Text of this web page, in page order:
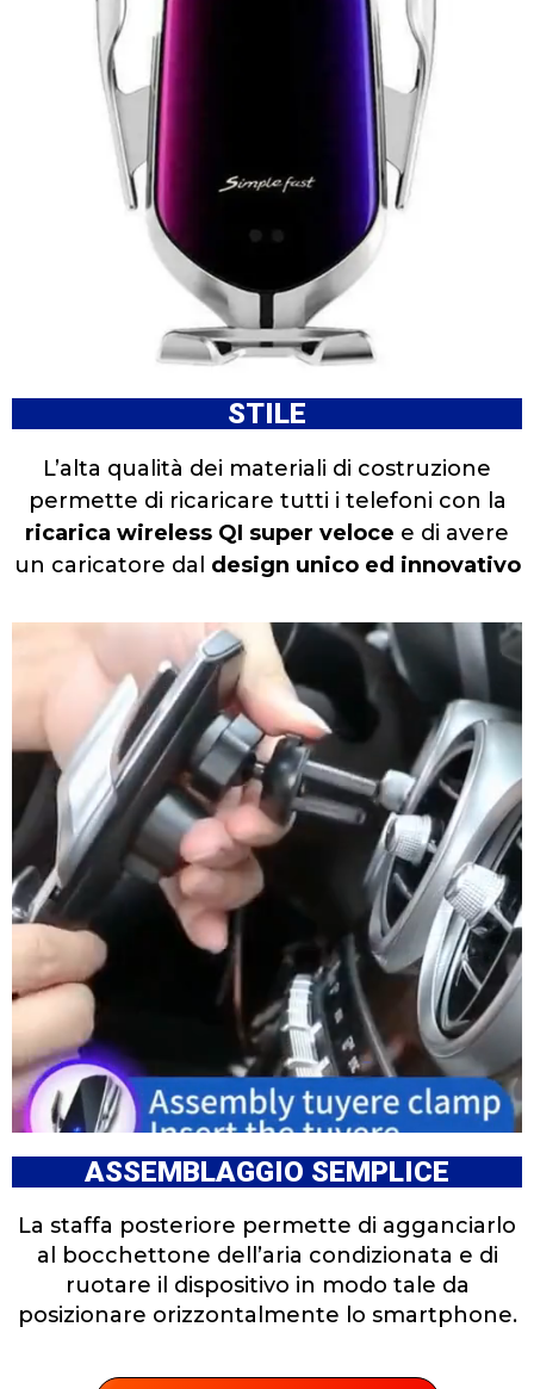
STILE
L’alta qualità dei materiali di costruzione
permette di ricaricare tutti i telefoni con la
ricarica wireless QI super veloce e di avere
un caricatore dal design unico ed innovativo
ASSEMBLAGGIO SEMPLICE
La staffa posteriore permette di agganciarlo
al bocchettone dell’aria condizionata e di
ruotare il dispositivo in modo tale da
posizionare orizzontalmente lo smartphone.